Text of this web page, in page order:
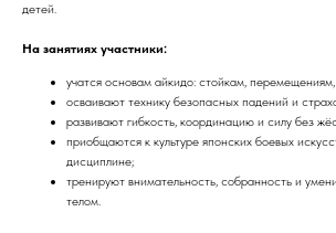
детей.
На занятиях участники:
учатся основам айкидо: стойкам,
осваивают технику безопасных падений и
развивают гибкость, координацию и силу без
приобщаются к культуре японских боевых
дисциплине;
тренируют внимательность, собранность и
телом.